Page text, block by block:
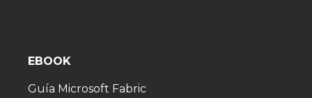
EBOOK
Guía Microsoft Fabric